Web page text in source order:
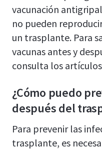
vacunación
no pueden
un trasplante. Para
vacunas antes y
consulta los
¿Cómo puedo
después del
Para prevenir las
trasplante, es